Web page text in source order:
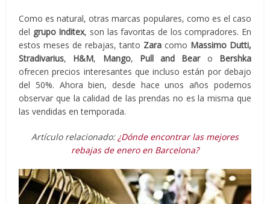
Como es natural, otras marcas populares, como es el caso
del grupo Inditex, son las favoritas de los compradores. En
estos meses de rebajas, tanto Zaracomo Massimo Dutti,
Stradivarius, H&M, Mango, Pull and Bearo Bershka
ofrecen precios interesantes que incluso están por debajo
del 50%. Ahora bien, desde hace unos años podemos
observar que la calidad de las prendas no es la misma que
las vendidas en temporada.
Artículo relacionado:¿Dónde encontrar las mejores
rebajas de enero en Barcelona?